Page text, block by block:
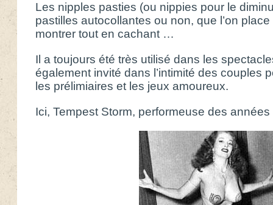
Les nipples pasties (ou nippies pour le
pastilles autocollantes ou non, que l’on place
montrer tout en cachant …
Il a toujours été très utilisé dans les
également invité dans l’intimité des couples
les prélimiaires et les jeux amoureux.
Ici, Tempest Storm, performeuse des années